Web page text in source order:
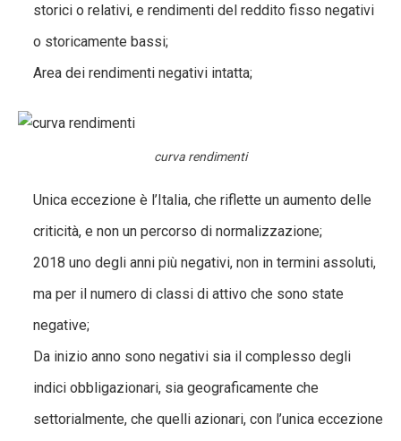
storici o relativi, e rendimenti del reddito fisso negativi
o storicamente bassi;
Area dei rendimenti negativi intatta;
curva rendimenti
Unica eccezione è l’Italia, che riflette un aumento delle
criticità, e non un percorso di normalizzazione;
2018 uno degli anni più negativi, non in termini assoluti,
ma per il numero di classi di attivo che sono state
negative;
Da inizio anno sono negativi sia il complesso degli
indici obbligazionari, sia geograficamente che
settorialmente, che quelli azionari, con l’unica eccezione